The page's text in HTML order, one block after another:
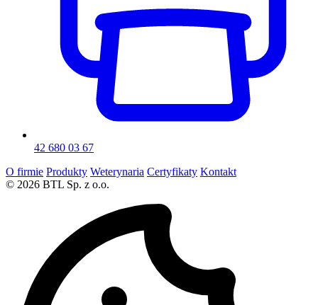
42 680 03 67
O firmie Produkty Weterynaria Certyfikaty Kontakt
© 2026 BTL Sp. z o.o.